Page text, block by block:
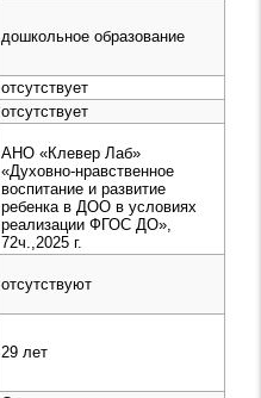
дошкольное образование
отсутствует
отсутствует
АНО «Клевер Лаб»
«Духовно-нравственное
воспитание и развитие
ребенка в ДОО в условиях
реализации ФГОС ДО»,
72ч.,2025 г.
отсутствуют
29 лет